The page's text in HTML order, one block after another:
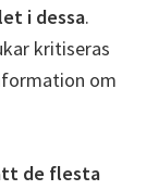
i dessa.
kritiseras
om
de flesta